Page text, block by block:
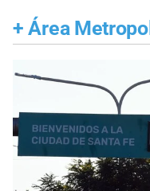
+ Área